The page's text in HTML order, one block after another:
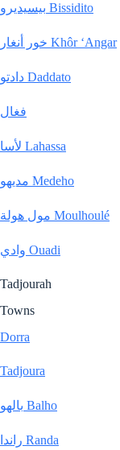
بيسيديرو Bissidito
خور أنغار Khôr ‘Angar
دادتو Daddato
فغال
لأسا Lahassa
مديهو Medeho
مول هولة Moulhoulé
وادي Ouadi
Tadjourah
Towns
Dorra
Tadjoura
بالهو Balho
راندا Randa